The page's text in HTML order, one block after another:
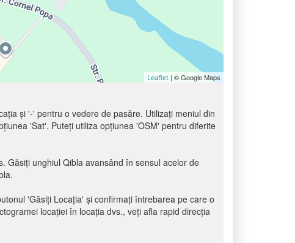
Leaflet | © Google Maps
și '-' pentru o vedere de pasăre. Utilizați meniul din
'Sat'. Puteți utiliza opțiunea 'OSM' pentru diferite
Găsiți unghiul Qibla avansând în sensul acelor de
'Găsiți Locația' și confirmați întrebarea pe care o
locației în locația dvs., veți afla rapid direcția